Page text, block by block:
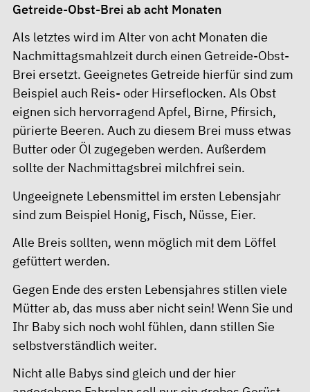
Getreide-Obst-Brei ab acht Monaten
Als letztes wird im Alter von acht Monaten die
Nachmittagsmahlzeit durch einen Getreide-Obst-
Brei ersetzt. Geeignetes Getreide hierfür sind zum
Beispiel auch Reis- oder Hirseflocken. Als Obst
eignen sich hervorragend Apfel, Birne, Pfirsich,
pürierte Beeren. Auch zu diesem Brei muss etwas
Butter oder Öl zugegeben werden. Außerdem
sollte der Nachmittagsbrei milchfrei sein.
Ungeeignete Lebensmittel im ersten Lebensjahr
sind zum Beispiel Honig, Fisch, Nüsse, Eier.
Alle Breis sollten, wenn möglich mit dem Löffel
gefüttert werden.
Gegen Ende des ersten Lebensjahres stillen viele
Mütter ab, das muss aber nicht sein! Wenn Sie und
Ihr Baby sich noch wohl fühlen, dann stillen Sie
selbstverständlich weiter.
Nicht alle Babys sind gleich und der hier